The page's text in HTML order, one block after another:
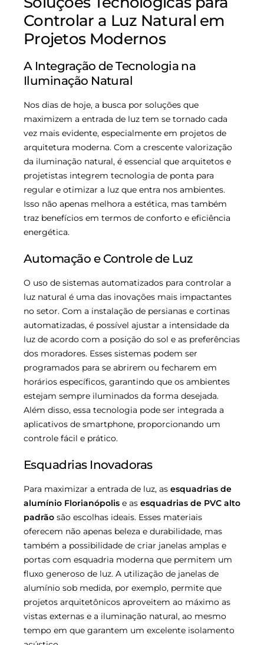
Controlar a Luz Natural em
Projetos Modernos
A Integração de Tecnologia na
Iluminação Natural
Nos dias de hoje, a busca por soluções que
maximizem a entrada de luz tem se tornado cada
vez mais evidente, especialmente em projetos de
arquitetura moderna. Com a crescente valorização
da iluminação natural, é essencial que arquitetos e
projetistas integrem tecnologia de ponta para
regular e otimizar a luz que entra nos ambientes.
Isso não apenas melhora a estética, mas também
traz benefícios em termos de conforto e eficiência
energética.
Automação e Controle de Luz
O uso de sistemas automatizados para controlar a
luz natural é uma das inovações mais impactantes
no setor. Com a instalação de persianas e cortinas
automatizadas, é possível ajustar a intensidade da
luz de acordo com a posição do sol e as preferências
dos moradores. Esses sistemas podem ser
programados para se abrirem ou fecharem em
horários específicos, garantindo que os ambientes
estejam sempre iluminados da forma desejada.
Além disso, essa tecnologia pode ser integrada a
aplicativos de smartphone, proporcionando um
controle fácil e prático.
Esquadrias Inovadoras
Para maximizar a entrada de luz, as esquadrias de
alumínio Florianópolis e as esquadrias de PVC alto
padrão são escolhas ideais. Esses materiais
oferecem não apenas beleza e durabilidade, mas
também a possibilidade de criar janelas amplas e
portas com esquadria moderna que permitem um
fluxo generoso de luz. A utilização de janelas de
alumínio sob medida, por exemplo, permite que
projetos arquitetônicos aproveitem ao máximo as
vistas externas e a iluminação natural, ao mesmo
tempo em que garantem um excelente isolamento